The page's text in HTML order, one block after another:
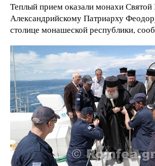
Теплый прием оказали монахи
Александрийскому Патриарху
столице монашеской республики,